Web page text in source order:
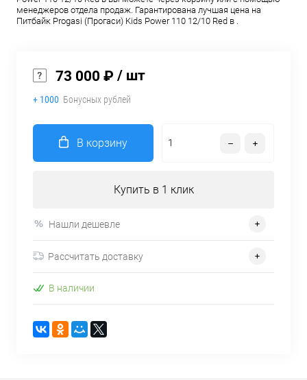
менеджеров отдела продаж. Гарантирована лучшая цена на
Питбайк Progasi (Прогаси) Kids Power 110 12/10 Red в .
73 000 ₽ / шт
+ 1000 Бонусных рублей
В корзину
Купить в 1 клик
Нашли дешевле
Рассчитать доставку
В наличии